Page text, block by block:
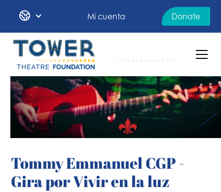
Mi cuenta Donate
Tommy Emmanuel CGP -
Gira por Vivir en la luz